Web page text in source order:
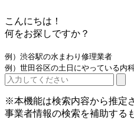
こんにちは！
何をお探しですか？
例）渋谷駅の水まわり修理業者
例）世田谷区の土日にやっている内
※本機能は検索内容から推定
事業者情報の検索を補助する